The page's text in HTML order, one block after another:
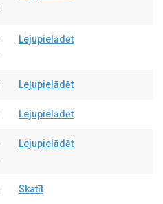
Lejupielādēt
Lejupielādēt
Lejupielādēt
Lejupielādēt
Skatīt